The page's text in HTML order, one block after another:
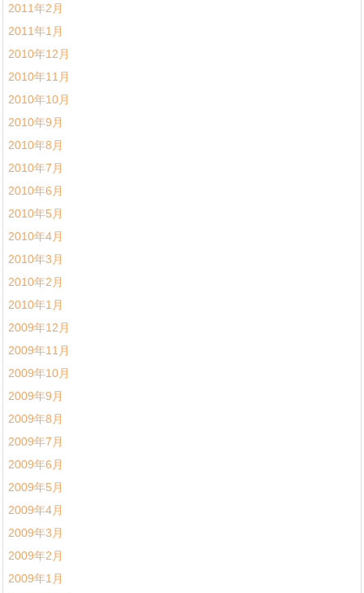
2011年2月
2011年1月
2010年12月
2010年11月
2010年10月
2010年9月
2010年8月
2010年7月
2010年6月
2010年5月
2010年4月
2010年3月
2010年2月
2010年1月
2009年12月
2009年11月
2009年10月
2009年9月
2009年8月
2009年7月
2009年6月
2009年5月
2009年4月
2009年3月
2009年2月
2009年1月